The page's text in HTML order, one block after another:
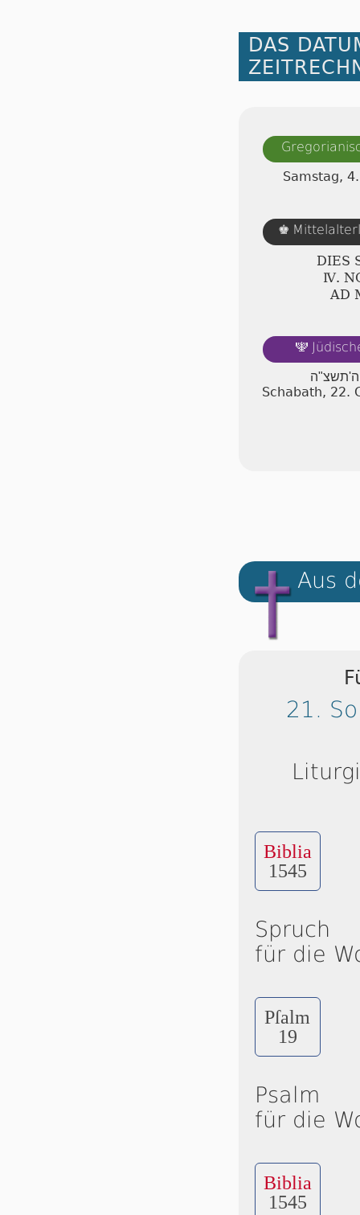
DAS
Samstag,
♚
DIES
Ⅳ.
AD
🕎
ה'תשצ"ה
Schabath, 22.
Aus
21.
Biblia
1545
Spruch
für die
Pſalm
19
Psalm
für die
Biblia
1545